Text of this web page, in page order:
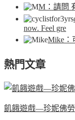
M ：請問
now. Feel gre
Mike
熱門文章
飢餓遊戲—珍妮佛